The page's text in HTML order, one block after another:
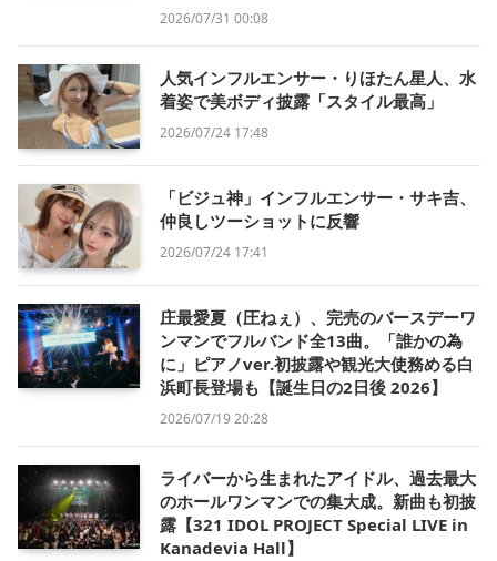
2026/07/31 00:08
人気インフルエンサー・りほたん星人、水
着姿で美ボディ披露「スタイル最高」
2026/07/24 17:48
「ビジュ神」インフルエンサー・サキ吉、
仲良しツーショットに反響
2026/07/24 17:41
庄最愛夏（圧ねぇ）、完売のバースデーワ
ンマンでフルバンド全13曲。「誰かの為
に」ピアノver.初披露や観光大使務める白
浜町長登場も【誕生日の2日後 2026】
2026/07/19 20:28
ライバーから生まれたアイドル、過去最大
のホールワンマンでの集大成。新曲も初披
露【321 IDOL PROJECT Special LIVE in
Kanadevia Hall】